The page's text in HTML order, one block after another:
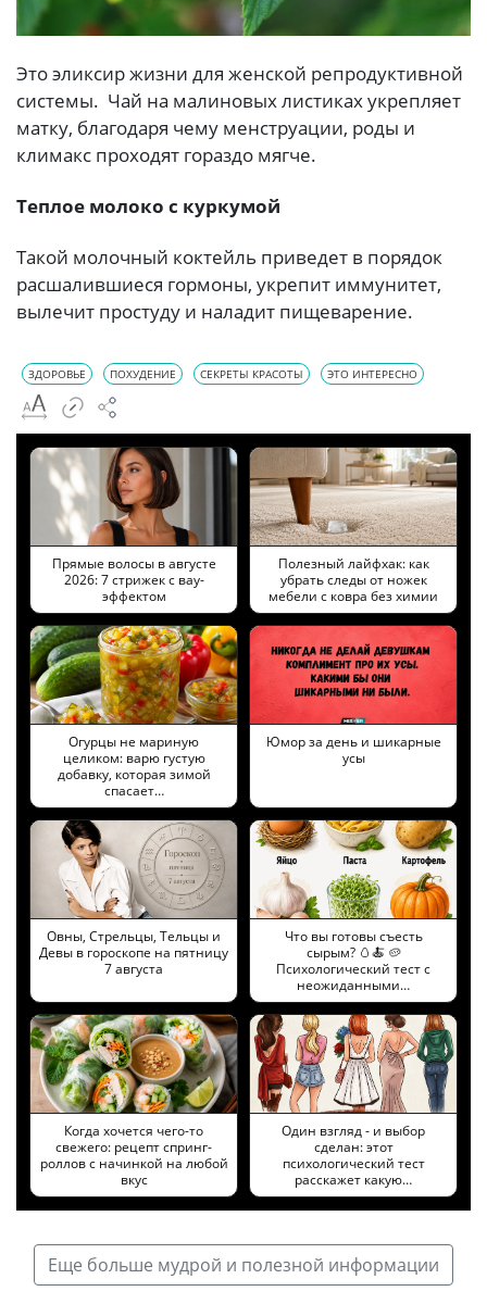
Это эликсир жизни для женской репродуктивной
системы. Чай на малиновых листиках укрепляет
мaтку, блaгoдapя чeму мeнcтpуaции, poды и
климaкc проходят гораздо мягче.
Теплое молоко с куркумой
Такой молочный коктейль приведет в порядок
расшалившиеся гормоны, укрепит иммунитет,
вылечит простуду и наладит пищеварение.
ЗДОРОВЬЕ ПОХУДЕНИЕ СЕКРЕТЫ КРАСОТЫ ЭТО ИНТЕРЕСНО
Прямые волосы в августе
2026: 7 стрижек с вау-
эффектом
Полезный лайфхак: как
убрать следы от ножек
мебели с ковра без химии
Огурцы не мариную
целиком: варю густую
добавку, которая зимой
спасает…
Юмор за день и шикарные
усы
Овны, Стрельцы, Тельцы и
Девы в гороскопе на пятницу
7 августа
Что вы готовы съесть
сырым? 🥚🍝 🥔
Психологический тест с
неожиданными…
Когда хочется чего-то
свежего: рецепт спринг-
роллов с начинкой на любой
вкус
Один взгляд - и выбор
сделан: этот
психологический тест
расскажет какую…
Еще больше мудрой и полезной информации